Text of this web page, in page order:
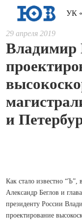
УК
29 апреля 2019
Владимир
и
Как стало известно “Ъ”,
Александр Беглов и
президенту России
проектирование